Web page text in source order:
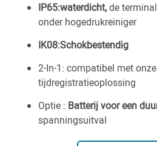
IP65:waterdicht,de
onder hogedrukreiniger
IK08:Schokbestendig
2-In-1: compatibel met onze
tijdregistratieoplossing
Optie : Batterij voor een
spanningsuitval